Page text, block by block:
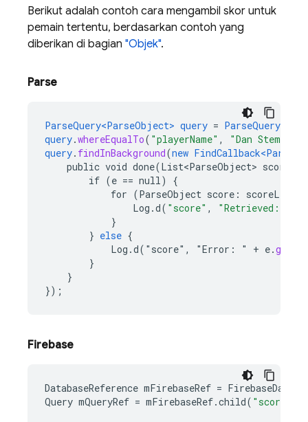
Berikut adalah contoh cara mengambil skor untuk
pemain tertentu, berdasarkan contoh yang
diberikan di bagian "Objek".
Parse
ParseQuery<ParseObject> query = ParseQuery
query.whereEqualTo( "playerName" ,
"Dan
query. findInBackground(new
public void done(List<ParseObject>
if (e == null)
{
for (ParseObject score : scoreList
Log .d( "score" , "Retrieved: "
}
} else {
Log.d("score",
"Error : " + e.
}
}
});
Firebase
DatabaseReference mFirebaseRef =
Query mQueryRef = mFirebaseRef.child( "scores"